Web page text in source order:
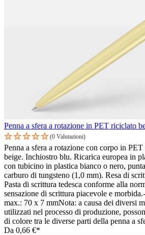
Penna a sfera a rotazione in PET riciclato
(0 Valutazioni)
Penna a sfera a rotazione con corpo in
beige. Inchiostro blu. Ricarica europea in
con tubicino in plastica bianco o nero,
carburo di tungsteno (1,0 mm). Resa di
Pasta di scrittura tedesca conforme alla
sensazione di scrittura piacevole e
max.: 70 x 7 mmNota: a causa dei diversi
utilizzati nel processo di produzione,
di colore tra le diverse parti della penna a
Da 0,66 €*